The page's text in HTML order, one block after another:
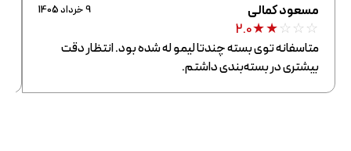
مسعود کمالی 9 خرداد 1405
★★☆☆☆
2.0
متاسفانه توی بسته چندتا لیمو له شده بود. انتظار دقت
بیشتری در بسته‌بندی داشتم.